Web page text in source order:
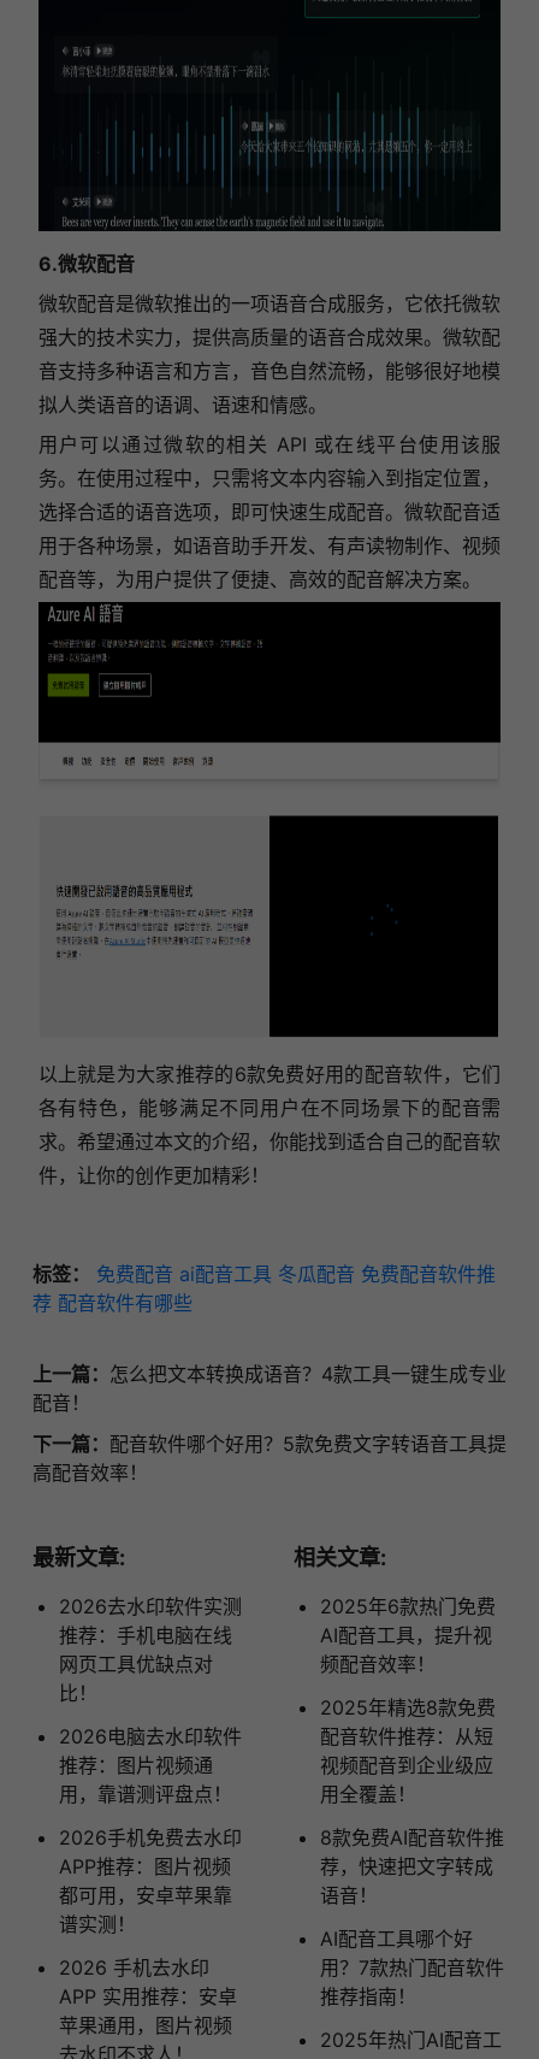
6.微软配音
微软配音是微软推出的一项语音合成服务，它依托微软
强大的技术实力，提供高质量的语音合成效果。微软配
音支持多种语言和方言，音色自然流畅，能够很好地模
拟人类语音的语调、语速和情感。
用户可以通过微软的相关 API 或在线平台使用该服
务。在使用过程中，只需将文本内容输入到指定位置，
选择合适的语音选项，即可快速生成配音。微软配音适
用于各种场景，如语音助手开发、有声读物制作、视频
配音等，为用户提供了便捷、高效的配音解决方案。
以上就是为大家推荐的6款免费好用的配音软件，它们
各有特色，能够满足不同用户在不同场景下的配音需
求。希望通过本文的介绍，你能找到适合自己的配音软
件，让你的创作更加精彩！
标签： 免费配音 ai配音工具 冬瓜配音 免费配音软件推
荐 配音软件有哪些
上一篇： 怎么把文本转换成语音？4款工具一键生成专业
配音！
下一篇： 配音软件哪个好用？5款免费文字转语音工具提
高配音效率！
最新文章:
2026去水印软件实测
推荐：手机电脑在线
网页工具优缺点对
比！
2026电脑去水印软件
推荐：图片视频通
用，靠谱测评盘点！
2026手机免费去水印
APP推荐：图片视频
都可用，安卓苹果靠
谱实测！
2026 手机去水印
APP 实用推荐：安卓
苹果通用，图片视频
去水印不求人！
相关文章:
2025年6款热门免费
AI配音工具，提升视
频配音效率！
2025年精选8款免费
配音软件推荐：从短
视频配音到企业级应
用全覆盖！
8款免费AI配音软件推
荐，快速把文字转成
语音！
AI配音工具哪个好
用？7款热门配音软件
推荐指南！
2025年热门AI配音工